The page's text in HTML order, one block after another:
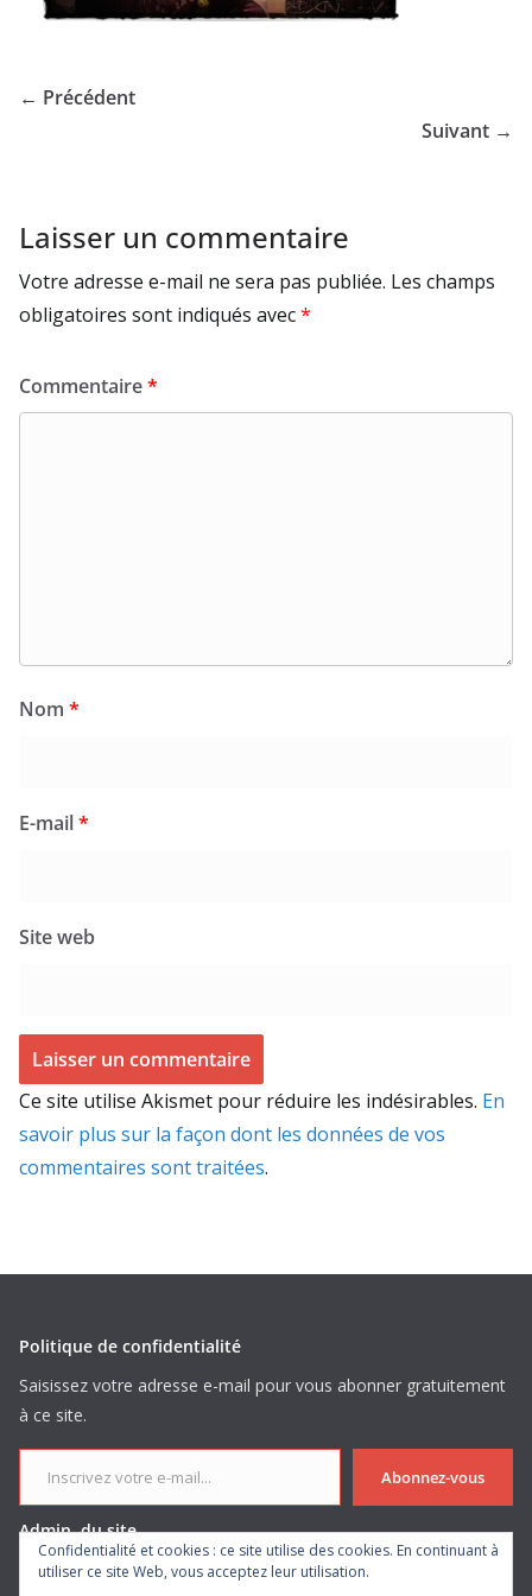
← Précédent
Suivant →
Laisser un commentaire
Votre adresse e-mail ne sera pas publiée. Les champs
obligatoires sont indiqués avec*
Commentaire*
Nom *
E-mail*
Site web
Ce site utilise Akismet pour réduire les indésirables. En
savoir plus sur la façon dont les données de vos
commentaires sont traitées.
Politique de confidentialité
Saisissez votre adresse e-mail pour vous abonner gratuitement
à ce site.
Inscrivez votre e-mail...
Abonnez-vous
Admin. du site
Confidentialité et cookies : ce site utilise des cookies. En continuant à
utiliser ce site Web, vous acceptez leur utilisation.